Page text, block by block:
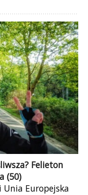
Felieton
(50)
Unia Europejska